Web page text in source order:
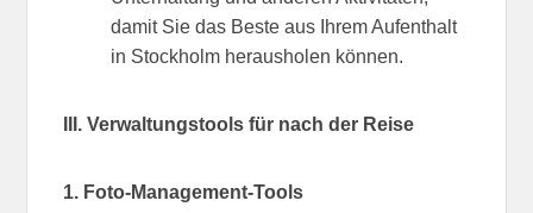
damit Sie das Beste aus Ihrem Aufenthalt
in Stockholm herausholen können.
III. Verwaltungstools für nach der Reise
1. Foto-Management-Tools